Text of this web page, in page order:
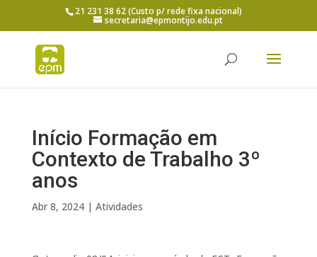
21 231 38 62 (Custo p/ rede fixa nacional)
secretaria@epmontijo.edu.pt
Início Formação em
Contexto de Trabalho 3º
anos
Abr 8, 2024| Atividades